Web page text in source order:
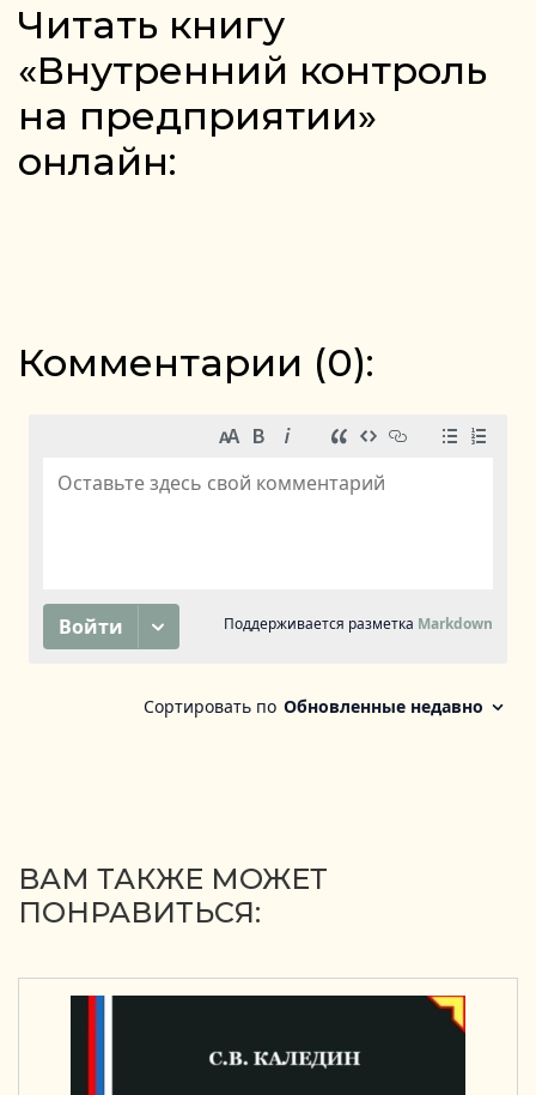
Читать книгу
«Внутренний контроль
на предприятии»
онлайн:
Комментарии (0):
ВАМ ТАКЖЕ МОЖЕТ
ПОНРАВИТЬСЯ: